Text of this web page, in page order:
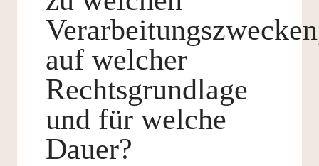
auf welcher
Rechtsgrundlage
und für welche
Dauer?